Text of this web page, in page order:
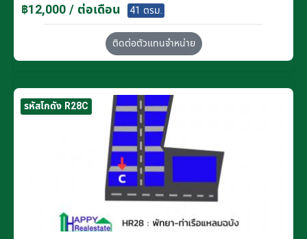
฿12,000 / ต่อเดือน 41 ตรม.
ติดต่อตัวแทนจำหน่าย
รหัสโกดัง R28C